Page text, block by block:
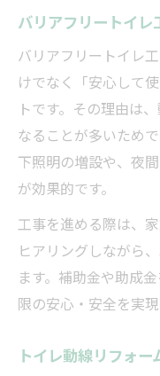
バリアフリートイレ
バリアフリートイレ
けでなく「安心して
トです。その理由は
なることが多いため
下照明の増設や、夜
が効果的です。
工事を進める際は、
ヒアリングしながら
ます。補助金や助成
限の安心・安全を実
トイレ動線リフォ